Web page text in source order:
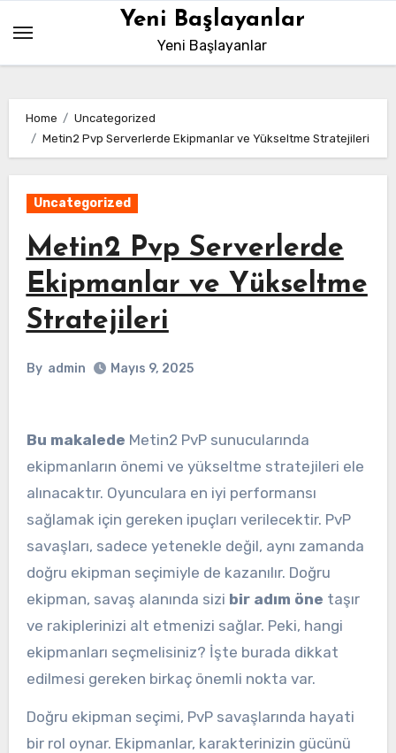
content
Yeni Başlayanlar
Yeni Başlayanlar
Home
Uncategorized
Metin2 Pvp Serverlerde Ekipmanlar ve Yükseltme Stratejileri
Uncategorized
Metin2 Pvp Serverlerde
Ekipmanlar ve Yükseltme
Stratejileri
By admin Mayıs 9, 2025
Bu makalede Metin2 PvP sunucularında
ekipmanların önemi ve yükseltme stratejileri ele
alınacaktır. Oyunculara en iyi performansı
sağlamak için gereken ipuçları verilecektir. PvP
savaşları, sadece yetenekle değil, aynı zamanda
doğru ekipman seçimiyle de kazanılır. Doğru
ekipman, savaş alanında sizi bir adım öne taşır
ve rakiplerinizi alt etmenizi sağlar. Peki, hangi
ekipmanları seçmelisiniz? İşte burada dikkat
edilmesi gereken birkaç önemli nokta var.
Doğru ekipman seçimi, PvP savaşlarında hayati
bir rol oynar. Ekipmanlar, karakterinizin gücünü